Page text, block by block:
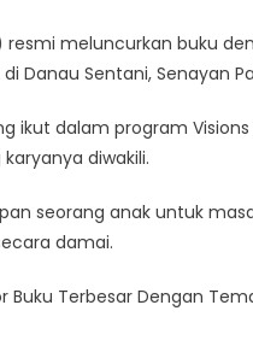
resmi meluncurkan buku
Danau Sentani, Senayan
ikut dalam program
diwakili.
seorang anak untuk
damai.
Terbesar Dengan